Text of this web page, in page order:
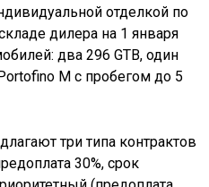
отделкой по
дилера на 1 января
два 296 GTB, один
M с пробегом до 5
три типа контрактов
30%, срок